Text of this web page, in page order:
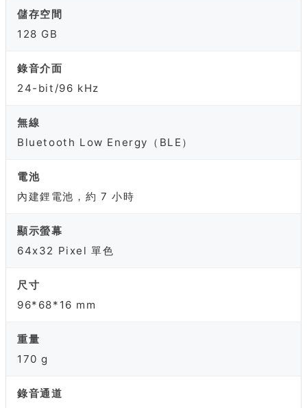
儲存空間
128 GB
錄音介面
24-bit/96 kHz
無線
Bluetooth Low Energy（BLE）
電池
內建鋰電池，約 7 小時
顯示螢幕
64x32 Pixel 單色
尺寸
96*68*16 mm
重量
170 g
錄音通道